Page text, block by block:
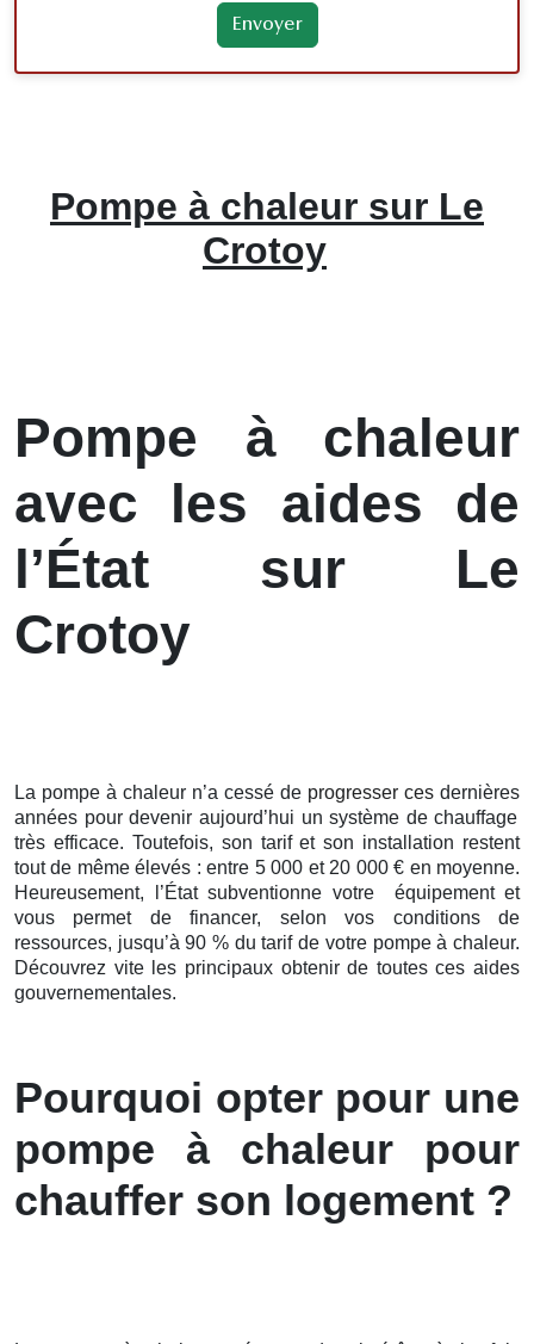
Pompe à chaleur sur Le
Crotoy
Pompe à chaleur
avec les aides de
l’État sur Le
Crotoy
La pompe à chaleur n’a cessé de progresser ces dernières
années pour devenir aujourd’hui un système de chauffage
très efficace. Toutefois, son tarif et son installation restent
tout de même élevés : entre 5 000 et 20 000 € en moyenne.
Heureusement, l’État subventionne votre équipement et
vous permet de financer, selon vos conditions de
ressources, jusqu’à 90 % du tarif de votre pompe à chaleur.
Découvrez vite les principaux obtenir de toutes ces aides
gouvernementales.
Pourquoi opter pour une
pompe à chaleur pour
chauffer son logement ?